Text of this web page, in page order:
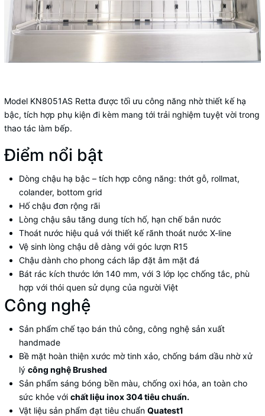
Model KN8051AS Retta được tối ưu công năng nhờ thiết kế hạ
bậc, tích hợp phụ kiện đi kèm mang tới trải nghiệm tuyệt vời trong
thao tác làm bếp.
Điểm nổi bật
Dòng chậu hạ bậc – tích hợp công năng: thớt gỗ, rollmat,
colander, bottom grid
Hố chậu đơn rộng rãi
Lòng chậu sâu tăng dung tích hố, hạn chế bắn nước
Thoát nước hiệu quả với thiết kế rãnh thoát nước X-line
Vệ sinh lòng chậu dễ dàng với góc lượn R15
Chậu dành cho phong cách lắp đặt âm mặt đá
Bát rác kích thước lớn 140 mm, với 3 lớp lọc chống tắc, phù
hợp với thói quen sử dụng của người Việt
Công nghệ
Sản phẩm chế tạo bán thủ công, công nghệ sản xuất
handmade
Bề mặt hoàn thiện xước mờ tinh xảo, chống bám dầu nhờ xử
lý công nghệ Brushed
Sản phẩm sáng bóng bền màu, chống oxi hóa, an toàn cho
sức khỏe với chất liệu inox 304 tiêu chuẩn.
Vật liệu sản phẩm đạt tiêu chuẩn Quatest1